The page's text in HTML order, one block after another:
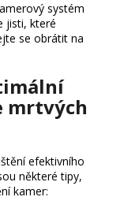
systém
jisti, které
se obrátit na
mrtvých
efektivního
některé tipy,
kamer: